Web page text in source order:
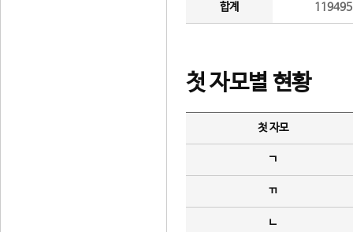
합계
첫 자모별 현황
첫 자모
ㄱ
ㄲ
ㄴ